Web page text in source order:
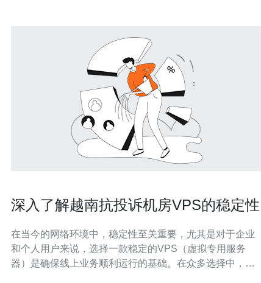
深入了解越南抗投诉机房VPS的稳定性
在当今的网络环境中，稳定性至关重要，尤其是对于企业
和个人用户来说，选择一款稳定的VPS（虚拟专用服务
器）是确保线上业务顺利运行的基础。在众多选择中，越